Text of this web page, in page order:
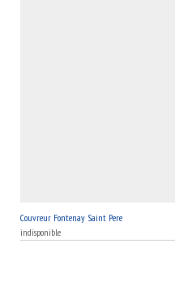
Couvreur Fontenay Saint Pere
indisponible